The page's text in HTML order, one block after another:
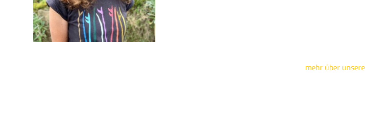
mehr über